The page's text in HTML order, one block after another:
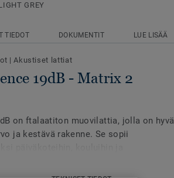
GREY
TIEDOT DOKUMENTIT LUE LISÄÄ
|Akustiset lattiat
19dB - Matrix 2
on ftalaatiton muovilattia, jolla on hyvä
ja kestävä rakenne. Se sopii
ja työympäristö on keskeisessä